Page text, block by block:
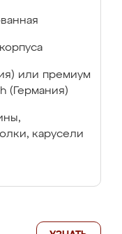
или премиум
(Германия)
карусели